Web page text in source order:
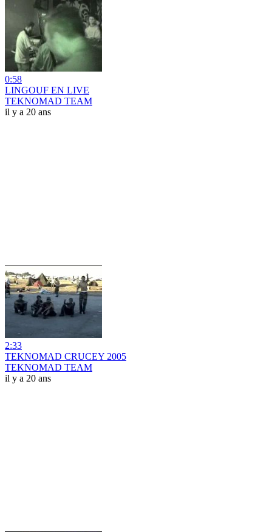
0:58
LINGOUF EN LIVE
TEKNOMAD TEAM
il y a 20 ans
2:33
TEKNOMAD CRUCEY 2005
TEKNOMAD TEAM
il y a 20 ans